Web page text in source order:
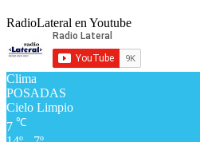
RadioLateral en Youtube
Clima
POSADAS
Cielo Limpio
7 ℃